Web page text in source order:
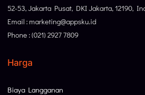
52-53, Jakarta Pusat, DKI Jakarta, 12190,
Email : marketing@appsku.id
Phone : (021) 2927 7809
Harga
Biaya Langganan